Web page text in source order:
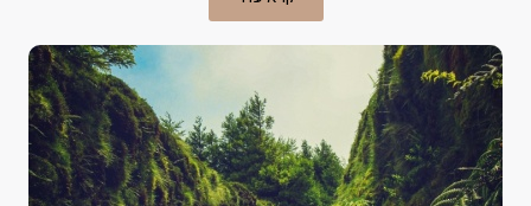
ועלול להיות מסוכן. פסיכיאטר מומחה לדיכאון מסביר.